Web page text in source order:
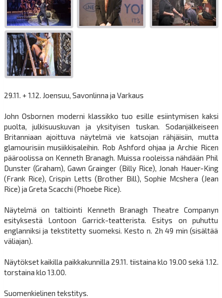
29.11. + 1.12. Joensuu, Savonlinna ja Varkaus
John Osbornen moderni klassikko tuo esille esiintymisen kaksi
puolta, julkisuuskuvan ja yksityisen tuskan. Sodanjälkeiseen
Britanniaan ajoittuva näytelmä vie katsojan rähjäisiin, mutta
glamourisiin musiikkisaleihin. Rob Ashford ohjaa ja Archie Ricen
pääroolissa on Kenneth Branagh. Muissa rooleissa nähdään Phil
Dunster (Graham), Gawn Grainger (Billy Rice), Jonah Hauer-King
(Frank Rice), Crispin Letts (Brother Bill), Sophie Mcshera (Jean
Rice) ja Greta Scacchi (Phoebe Rice).
Näytelmä on taltiointi Kenneth Branagh Theatre Companyn
esityksestä Lontoon Garrick-teatterista. Esitys on puhuttu
englanniksi ja tekstitetty suomeksi. Kesto n. 2h 49 min (sisältää
väliajan).
Näytökset kaikilla paikkakunnilla 29.11. tiistaina klo 19.00 sekä 1.12.
torstaina klo 13.00.
Suomenkielinen tekstitys.